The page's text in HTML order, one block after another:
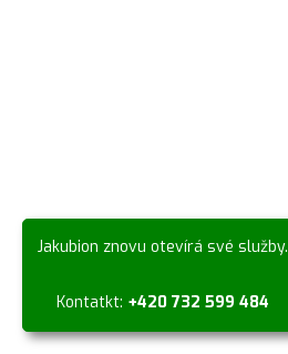
Jakubion znovu otevírá své služby.
Kontatkt: +420 732 599 484